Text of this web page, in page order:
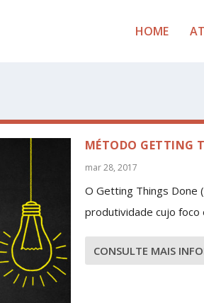
HOME
MÉTODO GETTING
mar 28, 2017
O Getting Things Done
produtividade cujo foco
CONSULTE MAIS